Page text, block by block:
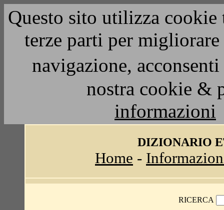
Questo sito utilizza
terze parti per
navigazione,
nostra cookie &
informazioni
DIZIONARIO
Home -
RICERCA